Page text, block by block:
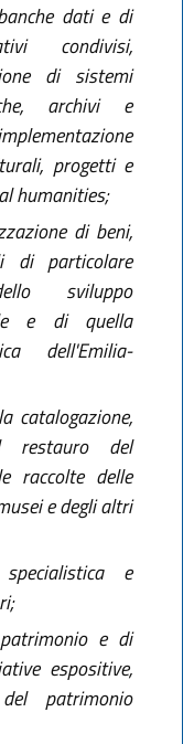
dati e di
condivisi,
di sistemi
archivi e
progetti e
humanities;
di beni,
di particolare
sviluppo
e di quella
dell'Emilia-
catalogazione,
restauro del
raccolte delle
e degli altri
e
e di
espositive,
patrimonio